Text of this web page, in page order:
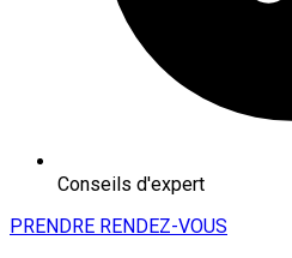
Conseils d'expert
PRENDRE RENDEZ-VOUS